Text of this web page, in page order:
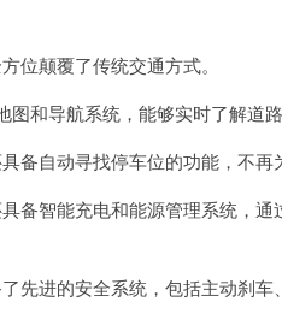
颠覆了传统交通方式。
和导航系统，能够实时了解道路
自动寻找停车位的功能，不再
智能充电和能源管理系统，通
进的安全系统，包括主动刹车